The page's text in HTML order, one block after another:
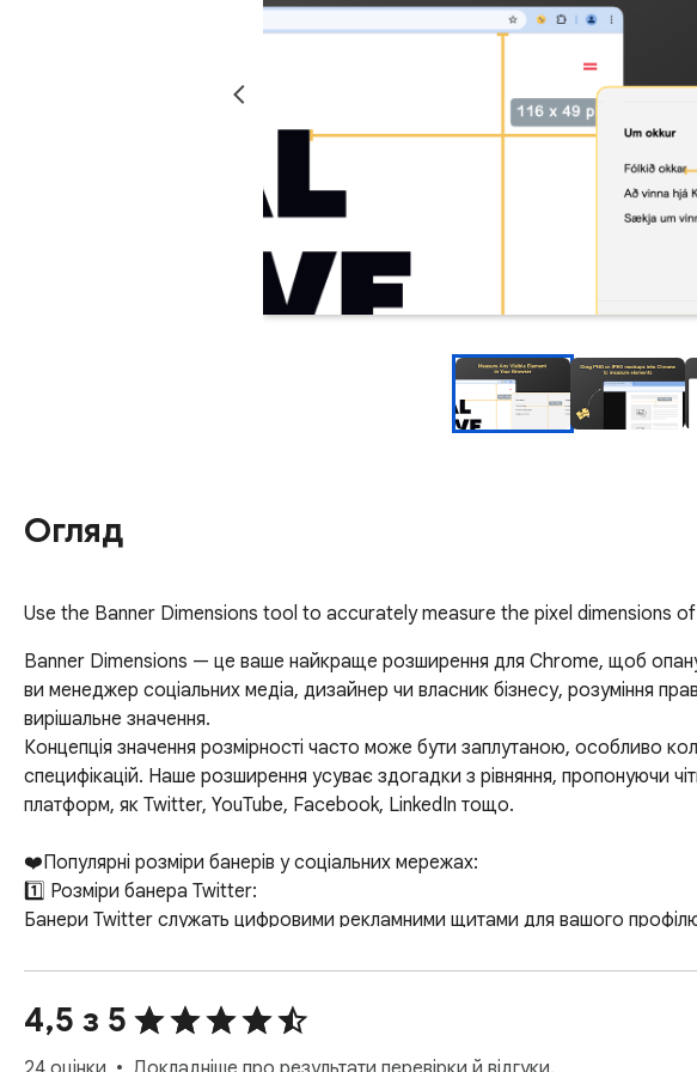
Огляд
Use the Banner Dimensions tool to accurately measure the pixel dimensions
Banner Dimensions — це ваше найкраще розширення для Chrome, щоб
ви менеджер соціальних медіа, дизайнер чи власник бізнесу, розуміння
вирішальне значення.
Концепція значення розмірності часто може бути заплутаною, особливо
специфікацій. Наше розширення усуває здогадки з рівняння, пропонуючи
платформ, як Twitter, YouTube, Facebook, LinkedIn тощо.
❤️Популярні розміри банерів у соціальних мережах:
1️⃣ Розміри банера Twitter:
Банери Twitter служать цифровими рекламними щитами для вашого
2️⃣ Розміри зображення Twitter:
Зображення в твітах відіграють значну роль. Оптимальний розмір: 1024 x
візуальними ефектами.
3️⃣ Банер LinkedIn:
4,5 з 5